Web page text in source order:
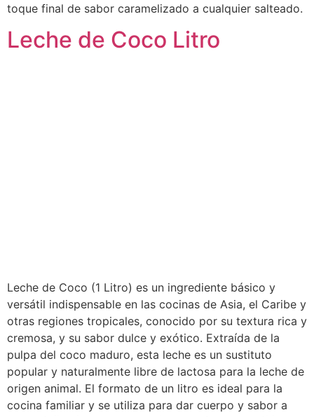
toque final de sabor caramelizado a cualquier salteado.
Leche de Coco Litro
Leche de Coco (1 Litro) es un ingrediente básico y
versátil indispensable en las cocinas de Asia, el Caribe y
otras regiones tropicales, conocido por su textura rica y
cremosa, y su sabor dulce y exótico. Extraída de la
pulpa del coco maduro, esta leche es un sustituto
popular y naturalmente libre de lactosa para la leche de
origen animal. El formato de un litro es ideal para la
cocina familiar y se utiliza para dar cuerpo y sabor a